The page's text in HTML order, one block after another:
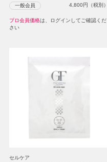
一般会員 4,800円（税別）
プロ会員価格は、ログインしてご確認くだ
さい
セルケア